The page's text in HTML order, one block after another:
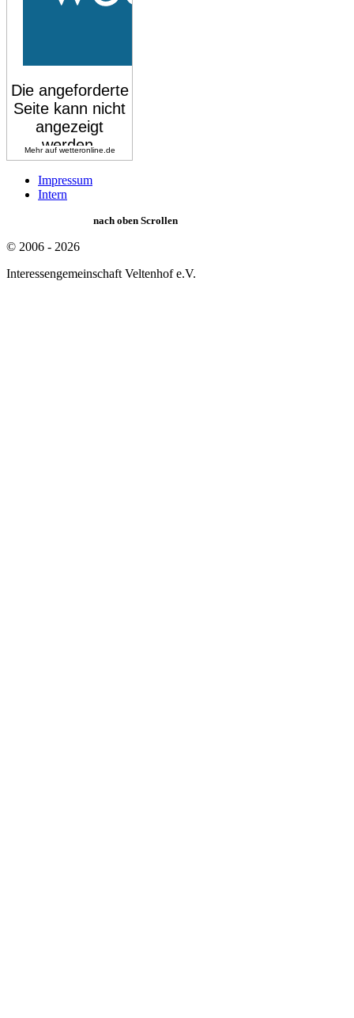
Mehr auf wetteronline.de
Impressum
Intern
nach oben Scrollen
© 2006 - 2026
Interessengemeinschaft Veltenhof e.V.